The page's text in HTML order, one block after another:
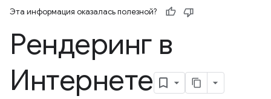
Эта информация оказалась полезной?
Рендеринг в
Интернете